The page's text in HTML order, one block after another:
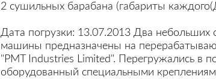
2 сушильных барабана (габариты
Дата погрузки: 13.07.2013 Два небольших
машины предназначены на
"PMT Industries Limited". Перегружались в
оборудованный специальными